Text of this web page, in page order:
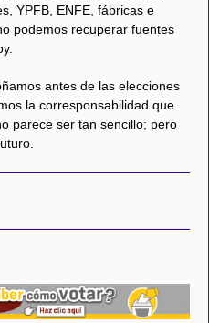
YPFB, ENFE, fábricas e
podemos recuperar fuentes
antes de las elecciones
la corresponsabilidad que
parece ser tan sencillo; pero